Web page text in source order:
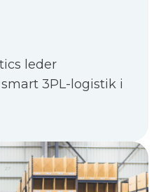
leder
3PL-logistik i